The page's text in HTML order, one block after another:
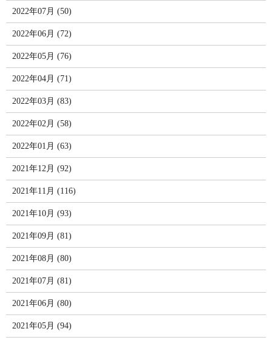
2022年07月 (50)
2022年06月 (72)
2022年05月 (76)
2022年04月 (71)
2022年03月 (83)
2022年02月 (58)
2022年01月 (63)
2021年12月 (92)
2021年11月 (116)
2021年10月 (93)
2021年09月 (81)
2021年08月 (80)
2021年07月 (81)
2021年06月 (80)
2021年05月 (94)